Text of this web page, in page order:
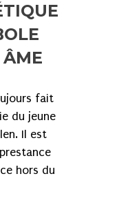
ÂME
fait
du jeune
Il est
hors du